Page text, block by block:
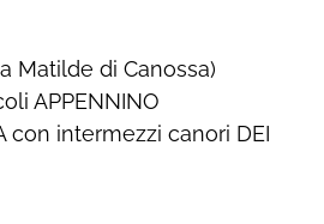
Matilde di Canossa)
APPENNINO
con intermezzi canori DEI